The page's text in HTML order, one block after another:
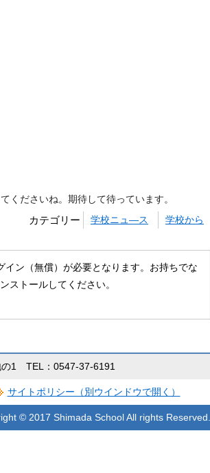
くださいね。期待して待っています。
カテゴリー 学校ニュ―ス 学校から
ン（無償）が必要となります。お持ちでな
ストールしてください。
の1 TEL：0547-37-6191
サイトポリシー（別ウインドウで開く）
© 2017 Shimada School All rights Reserved.